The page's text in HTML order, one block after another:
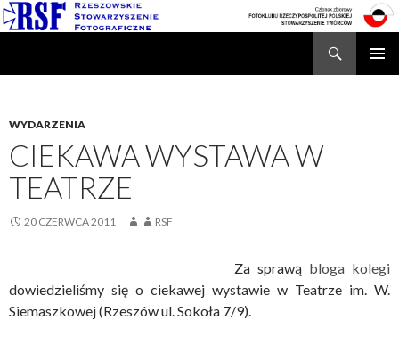
WYDARZENIA
CIEKAWA WYSTAWA W
TEATRZE
20 CZERWCA 2011 RSF
Za sprawą bloga kolegi
dowiedzieliśmy się o ciekawej wystawie w Teatrze im. W.
Siemaszkowej (Rzeszów ul. Sokoła 7/9).